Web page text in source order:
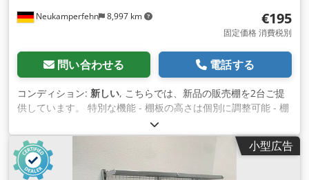
Neukamperfehn 8,997 km €195
固定価格 消費税別
問い合わせる 電話する
コンディション: 新しい, こちらでは、新品の販売棚を2台ご提
供しています。 特別な機能 - 棚板の高さは個別に調整可能 - 棚
板は斜めに引っ掛けることができる（写真素材参照） - キャス
ター付きで自由自在に収納 - 全キャスターにロックブレーキ付
きで、傾斜地での収納も可能 - 棚板を折り畳むことができるた
め、ユーロパレット用のスペースが確保できる - 素材表面：高
小型広告